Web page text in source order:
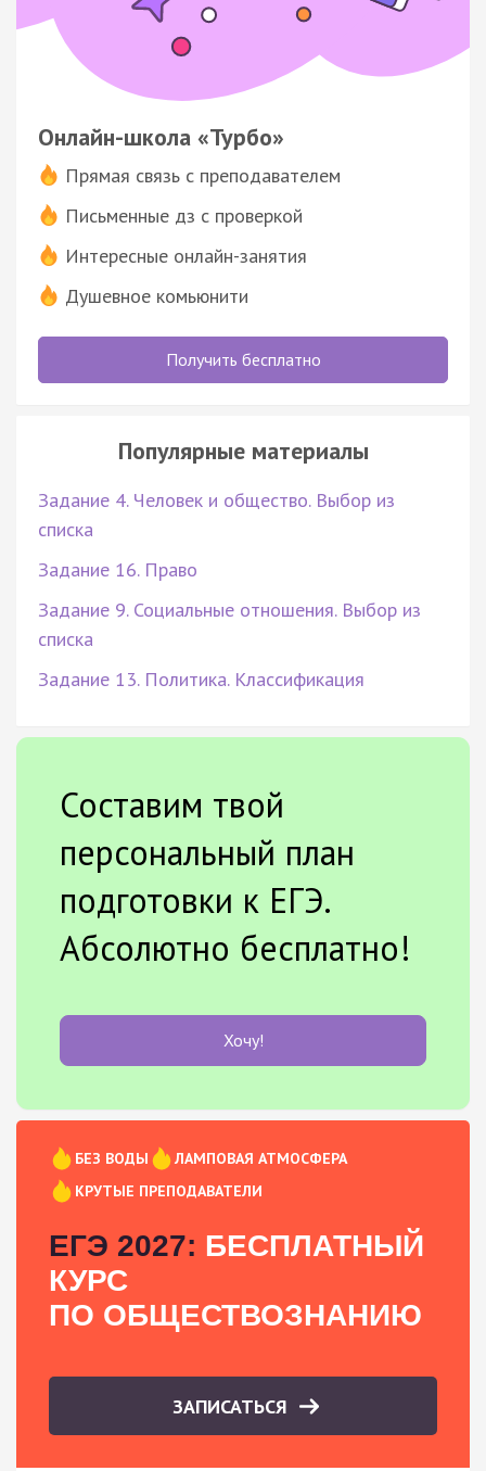
Онлайн-школа «Турбо»
Прямая связь с преподавателем
Письменные дз с проверкой
Интересные онлайн-занятия
Душевное комьюнити
Получить бесплатно
Популярные материалы
Задание 4. Человек и общество. Выбор из
списка
Задание 16. Право
Задание 9. Социальные отношения. Выбор из
списка
Задание 13. Политика. Классификация
Составим твой
персональный план
подготовки к ЕГЭ.
Абсолютно бесплатно!
Хочу!
БЕЗ ВОДЫ
ЛАМПОВАЯ АТМОСФЕРА
КРУТЫЕ ПРЕПОДАВАТЕЛИ
ЕГЭ 2027: БЕСПЛАТНЫЙ
КУРС
ПО ОБЩЕСТВОЗНАНИЮ
ЗАПИСАТЬСЯ